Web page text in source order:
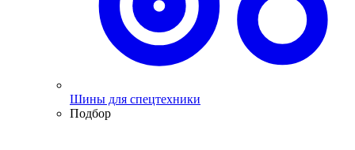
Шины для спецтехники
Подбор